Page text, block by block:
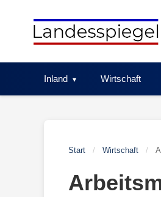
Inland Wirtschaft
Start / Wirtschaft /